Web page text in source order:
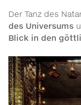
Der Tanz des
des Universums
Blick in den